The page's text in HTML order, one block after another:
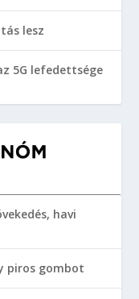
lesz
5G lefedettsége
havi
piros gombot